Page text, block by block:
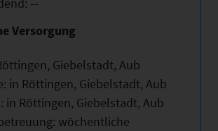
Versorgung
Giebelstadt, Aub
in Röttingen, Giebelstadt, Aub
in Röttingen, Giebelstadt, Aub
wöchentliche